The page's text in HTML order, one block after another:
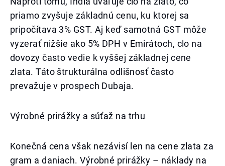
priamo zvyšuje základnú cenu, ku ktorej sa
pripočítava 3% GST. Aj keď samotná GST môže
vyzerať nižšie ako 5% DPH v Emirátoch, clo na
dovozy často vedie k vyššej základnej cene
zlata. Táto štrukturálna odlišnosť často
prevažuje v prospech Dubaja.
Výrobné prirážky a súťaž na trhu
Konečná cena však nezávisí len na cene zlata za
gram a daniach. Výrobné prirážky – náklady na